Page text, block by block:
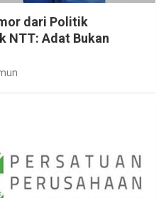
dari Politik
NTT: Adat Bukan